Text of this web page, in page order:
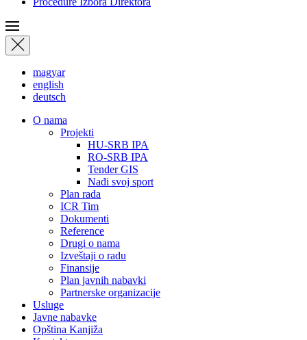
magyar
english
deutsch
О nama
Projekti
HU-SRB IPA
RO-SRB IPA
Tender GIS
Nađi svoj sport
Plan rada
ICR Tim
Dokumenti
Reference
Drugi o nama
Izveštaji o radu
Finansije
Plan javnih nabavki
Partnerske organizacije
Usluge
Javne nabavke
Opština Kanjiža